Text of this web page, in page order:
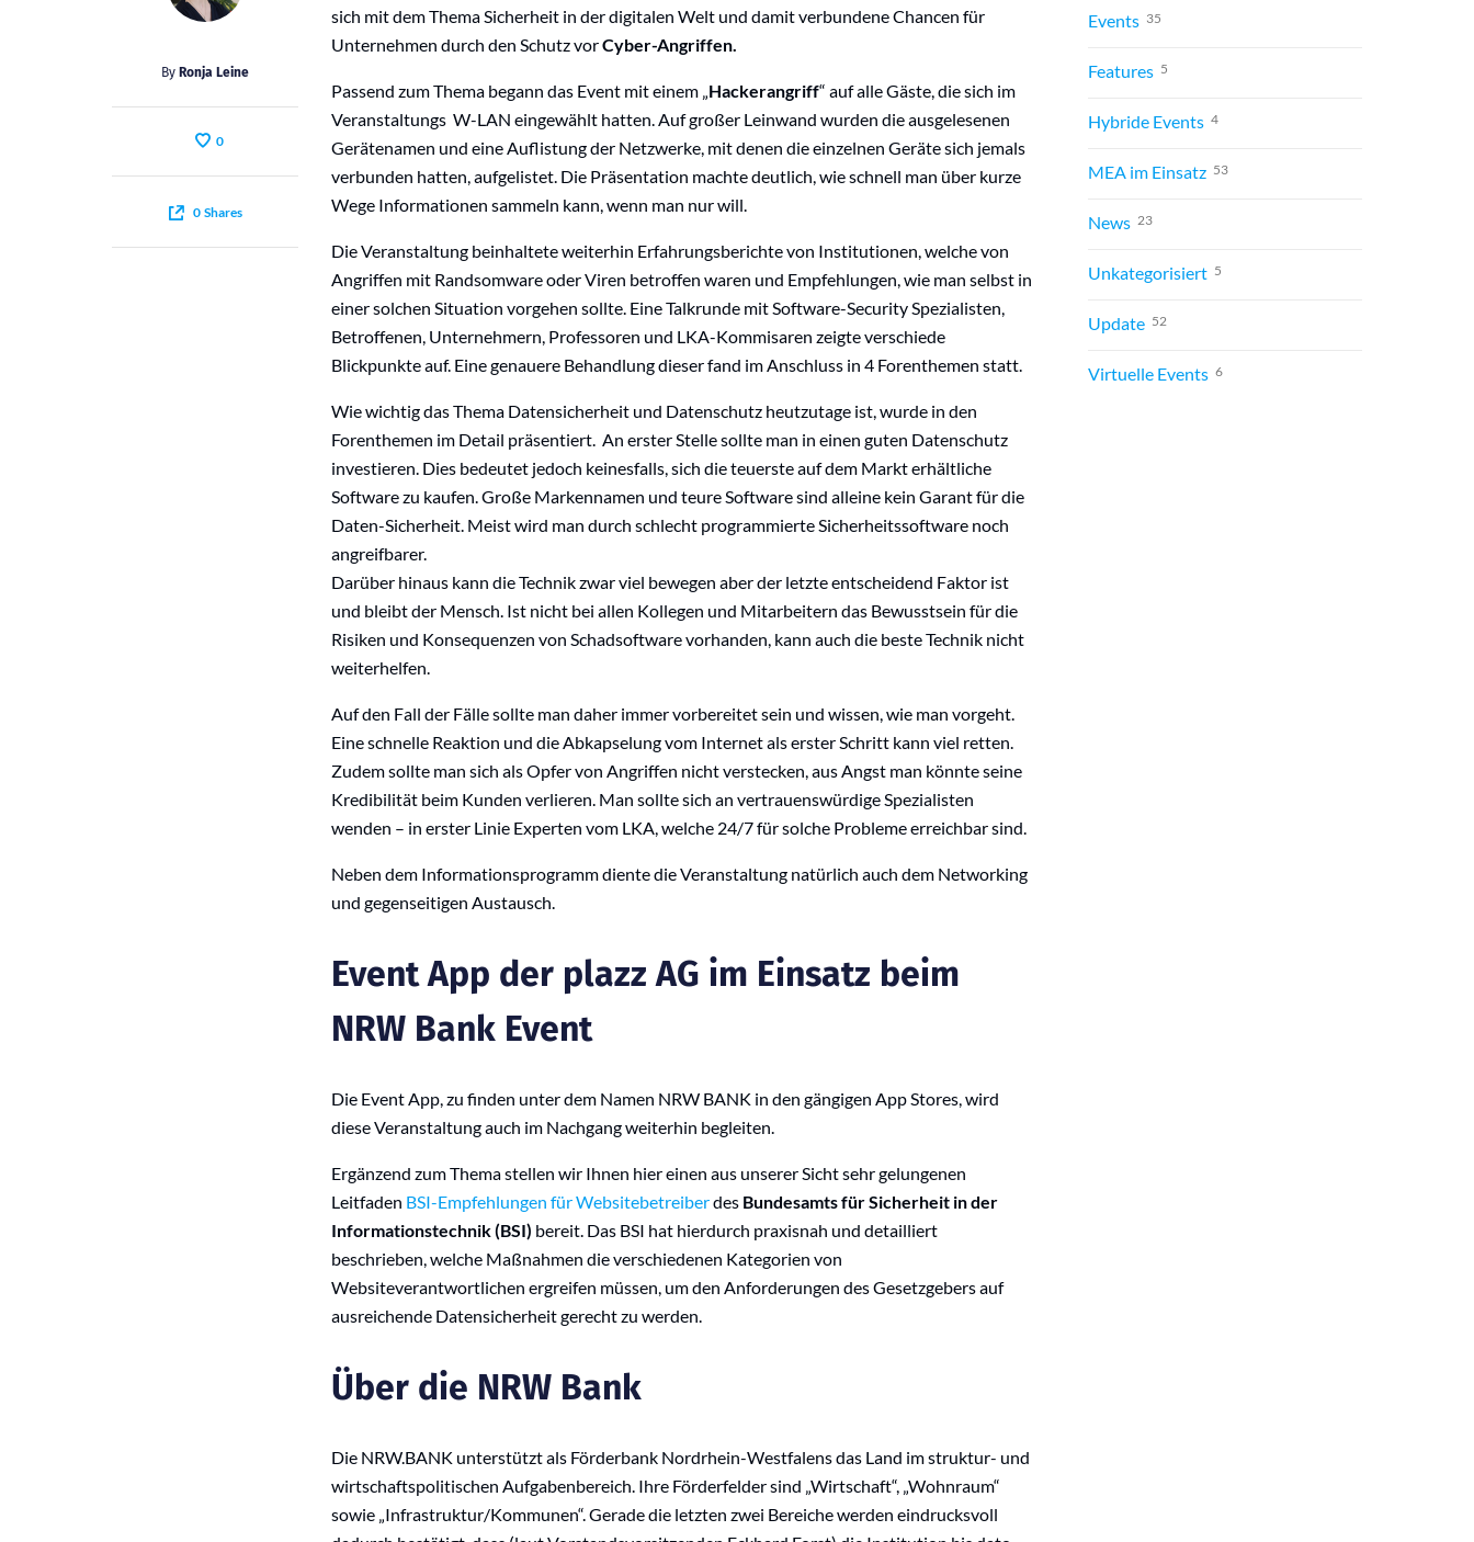
By Ronja Leine
0
0 Shares
sich mit dem Thema Sicherheit in der digitalen Welt und damit verbundene Chancen für
Unternehmen durch den Schutz vorCyber-Angriffen.
Passend zum Thema begann das Event mit einem „Hackerangriff“ auf alle Gäste, die sich im
Veranstaltungs W-LAN eingewählt hatten. Auf großer Leinwand wurden die ausgelesenen
Gerätenamen und eine Auflistung der Netzwerke, mit denen die einzelnen Geräte sich jemals
verbunden hatten, aufgelistet. Die Präsentation machte deutlich, wie schnell man über kurze
Wege Informationen sammeln kann, wenn man nur will.
Die Veranstaltung beinhaltete weiterhin Erfahrungsberichte von Institutionen, welche von
Angriffen mit Randsomware oder Viren betroffen waren und Empfehlungen, wie man selbst in
einer solchen Situation vorgehen sollte. Eine Talkrunde mit Software-Security Spezialisten,
Betroffenen, Unternehmern, Professoren und LKA-Kommisaren zeigte verschiede
Blickpunkte auf. Eine genauere Behandlung dieser fand im Anschluss in 4 Forenthemen statt.
Wie wichtig das Thema Datensicherheit und Datenschutz heutzutage ist, wurde in den
Forenthemen im Detail präsentiert. An erster Stelle sollte man in einen guten Datenschutz
investieren. Dies bedeutet jedoch keinesfalls, sich die teuerste auf dem Markt erhältliche
Software zu kaufen. Große Markennamen und teure Software sind alleine kein Garant für die
Daten-Sicherheit. Meist wird man durch schlecht programmierte Sicherheitssoftware noch
angreifbarer.
Darüber hinaus kann die Technik zwar viel bewegen aber der letzte entscheidend Faktor ist
und bleibt der Mensch. Ist nicht bei allen Kollegen und Mitarbeitern das Bewusstsein für die
Risiken und Konsequenzen von Schadsoftware vorhanden, kann auch die beste Technik nicht
weiterhelfen.
Auf den Fall der Fälle sollte man daher immer vorbereitet sein und wissen, wie man vorgeht.
Eine schnelle Reaktion und die Abkapselung vom Internet als erster Schritt kann viel retten.
Zudem sollte man sich als Opfer von Angriffen nicht verstecken, aus Angst man könnte seine
Kredibilität beim Kunden verlieren. Man sollte sich an vertrauenswürdige Spezialisten
wenden – in erster Linie Experten vom LKA, welche 24/7 für solche Probleme erreichbar sind.
Neben dem Informationsprogramm diente die Veranstaltung natürlich auch dem Networking
und gegenseitigen Austausch.
Event App der plazz AG im Einsatz beim
NRW Bank Event
Die Event App, zu finden unter dem Namen NRW BANK in den gängigen App Stores, wird
diese Veranstaltung auch im Nachgang weiterhin begleiten.
Ergänzend zum Thema stellen wir Ihnen hier einen aus unserer Sicht sehr gelungenen
Leitfaden BSI-Empfehlungen für Websitebetreiberdes Bundesamts für Sicherheit in der
Informationstechnik (BSI) bereit. Das BSI hat hierdurch praxisnah und detailliert
beschrieben, welche Maßnahmen die verschiedenen Kategorien von
Websiteverantwortlichen ergreifen müssen, um den Anforderungen des Gesetzgebers auf
ausreichende Datensicherheit gerecht zu werden.
Über die NRW Bank
Die NRW.BANK unterstützt als Förderbank Nordrhein-Westfalens das Land im struktur- und
wirtschaftspolitischen Aufgabenbereich. Ihre Förderfelder sind „Wirtschaft“, „Wohnraum“
sowie „Infrastruktur/Kommunen“. Gerade die letzten zwei Bereiche werden eindrucksvoll
Events 35
Features 5
Hybride Events 4
MEA im Einsatz 53
News 23
Unkategorisiert 5
Update 52
Virtuelle Events 6